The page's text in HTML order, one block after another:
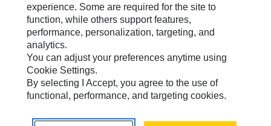
사이트 맵
Cookie Settings
법적 고지
개인정보취급방침
위치정보 이용약관
KR - Korean© 2026 Caterpillar. 판권 소유
experience. Some are required for the site to
function, while others support features,
performance, personalization, targeting, and
analytics.
You can adjust your preferences anytime using
Cookie Settings.
By selecting I Accept, you agree to the use of
functional, performance, and targeting cookies.